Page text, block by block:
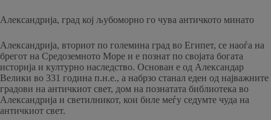
Александрија, град кој љубоморно го чува античкото минато
Александрија, вториот по големина град во Египет, се наоѓа на
брегот на Средоземното Море и е познат по својата богата
историја и културно наследство. Основан е од Александар
Велики во 331 година п.н.е., а набрзо станал еден од најважните
градови на античкиот свет, дом на познатата библиотека во
Александрија и светилникот, кои биле меѓу седумте чуда на
античкиот свет.